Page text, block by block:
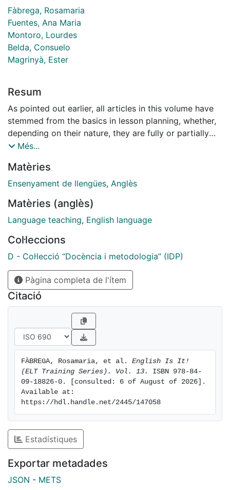
Fàbrega, Rosamaria
Fuentes, Ana Maria
Montoro, Lourdes
Belda, Consuelo
Magrinyà, Ester
Resum
As pointed out earlier, all articles in this volume have
stemmed from the basics in lesson planning, whether,
depending on their nature, they are fully or partially
pointed out and/or described: topics, levels,
and concepts (communicative structures, vocabulary,
pronunciation, culture) and attitudes-. Materials are
activities along with references, evaluation and
comments.
which welcomes other teaching professionals, as well
as allows the permanent staff members of the
research group to present other academic works. It is
also open to alumni among the members of the group,
so that further pedagogical interventions from them
can be considered in the future.
Més...
Matèries
Ensenyament de llengües, Anglès
Matèries (anglès)
Language teaching, English language
Col·leccions
D - Col·lecció “Docència i metodologia” (IDP)
Pàgina completa de l'ítem
Citació
FÀBREGA, Rosamaria, et al. English Is It!
(ELT Training Series). Vol. 13.
ISBN 978-84-
09-18826-0. [consulted: 6 of August of 2026].
Available at:
https://hdl.handle.net/2445/147058
Estadístiques
Exportar metadades
JSON - METS